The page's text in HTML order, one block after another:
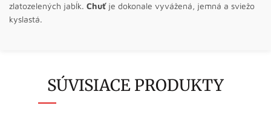
zlatozelených jabĺk. Chuťje dokonale vyvážená, jemná a sviežo
kyslastá.
SÚVISIACE PRODUKTY